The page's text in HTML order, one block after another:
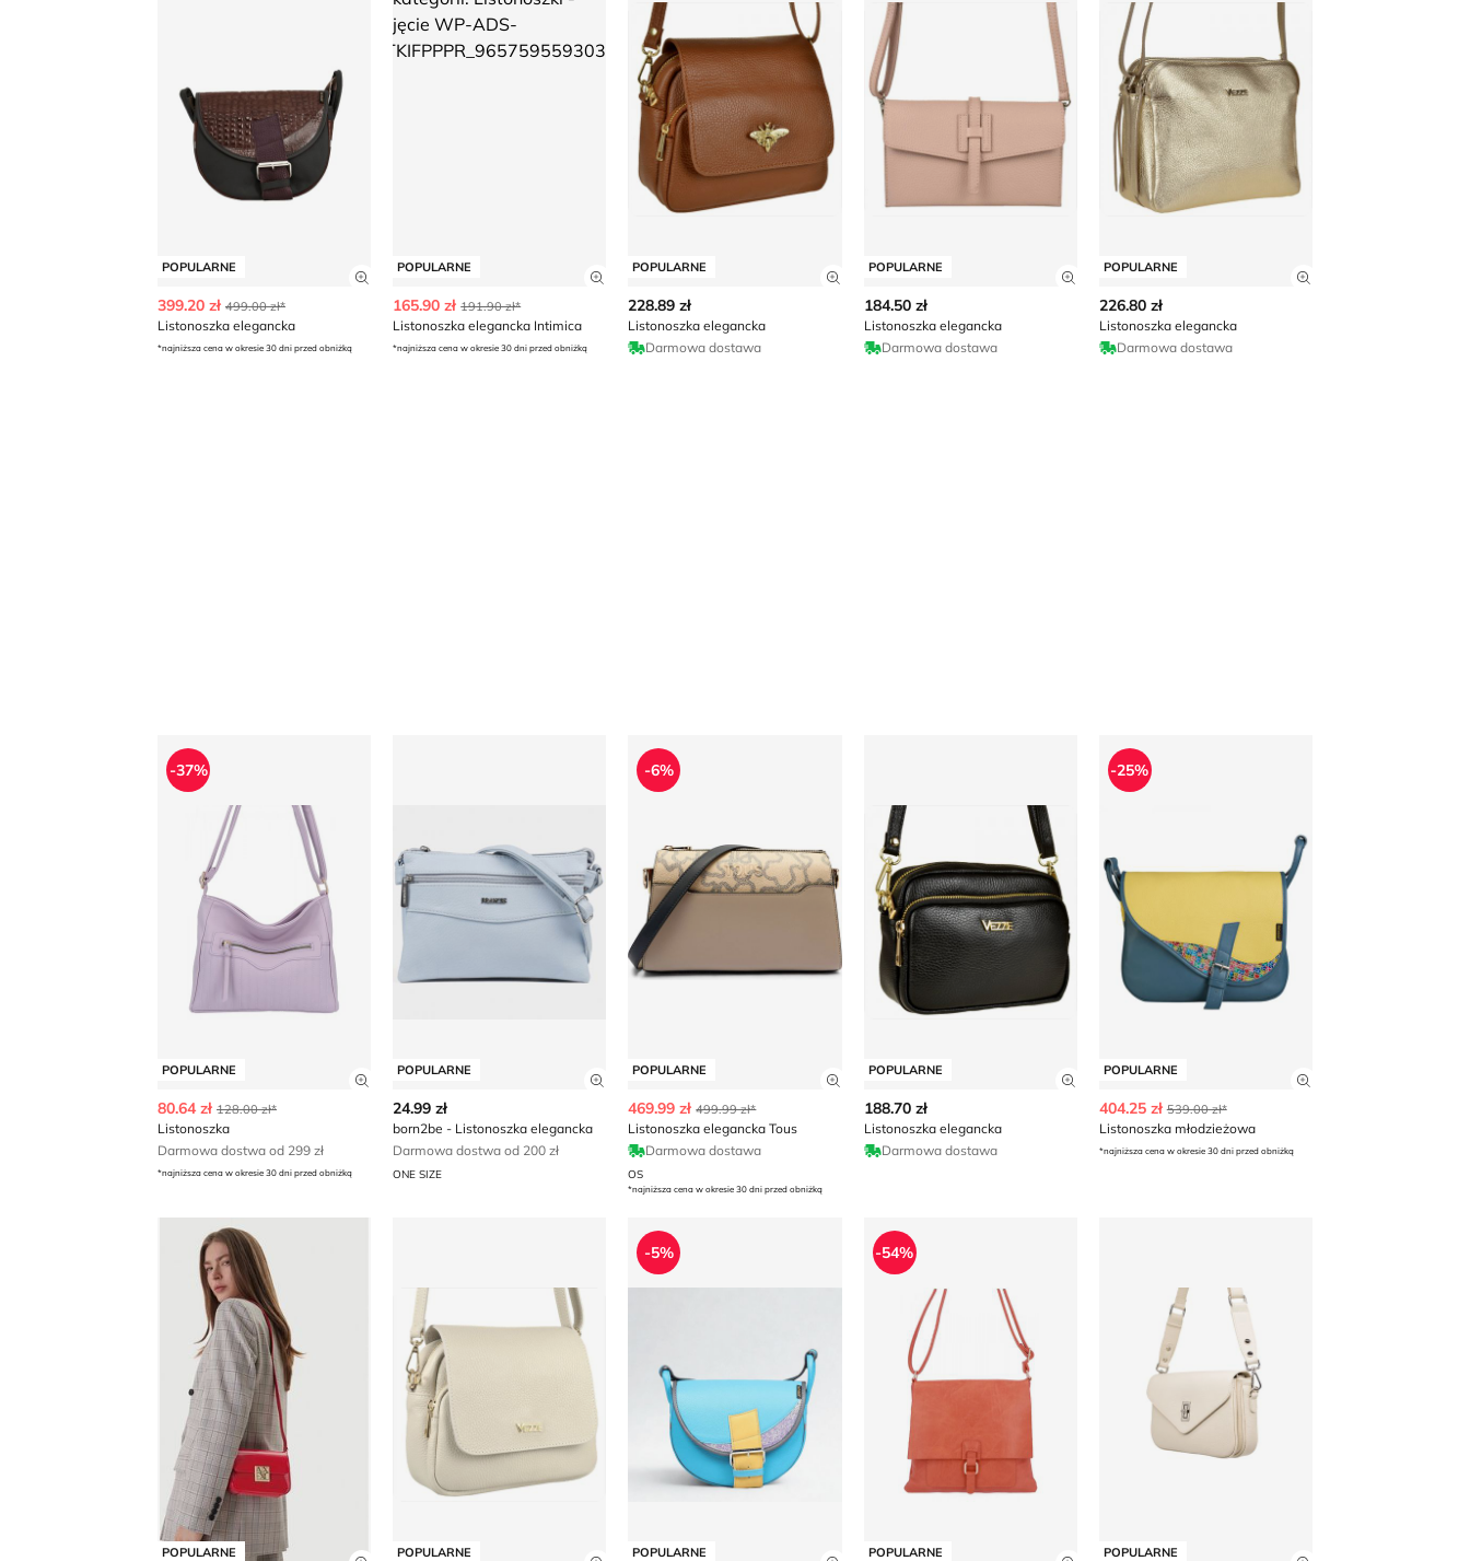
POPULARNE
Zobacz szczegóły produktu
399.20 zł 499.00 zł*
Listonoszka elegancka
*najniższa cena w okresie 30 dni przed obniżką
POPULARNE
Zobacz szczegóły produktu
165.90 zł 191.90 zł*
Listonoszka elegancka Intimica
*najniższa cena w okresie 30 dni przed obniżką
POPULARNE
Zobacz szczegóły produktu
228.89 zł
Listonoszka elegancka
Darmowa dostawa
POPULARNE
Zobacz szczegóły produktu
184.50 zł
Listonoszka elegancka
Darmowa dostawa
POPULARNE
Zobacz szczegóły
226.80 zł
Listonoszka elegancka
Darmowa dostawa
Listonoszka
POPULARNE
-37%
Zobacz szczegóły produktu
80.64 zł 128.00 zł*
Listonoszka
Darmowa dostwa od 299 zł
*najniższa cena w okresie 30 dni przed obniżką
born2be - Listonoszka elegancka
POPULARNE
Zobacz szczegóły produktu
24.99 zł
born2be - Listonoszka elegancka
Darmowa dostwa od 200 zł
ONE SIZE
Listonoszka elegancka Tous
POPULARNE
-6%
Zobacz szczegóły produktu
469.99 zł 499.99 zł*
Listonoszka elegancka Tous
Darmowa dostawa
OS
*najniższa cena w okresie 30 dni przed obniżką
POPULARNE
Zobacz szczegóły produktu
188.70 zł
Listonoszka elegancka
Darmowa dostawa
Listonoszka młodzieżowa
POPULARNE
-25%
Zobacz szczegóły
404.25 zł 539.00 zł*
Listonoszka młodzieżowa
*najniższa cena w okresie 30 dni przed obniżką
Armani Exchange - Listonoszka elegancka
POPULARNE POPULARNE
Listonoszka
POPULARNE
-5%
Listonoszka
POPULARNE
-54%
POPULARNE